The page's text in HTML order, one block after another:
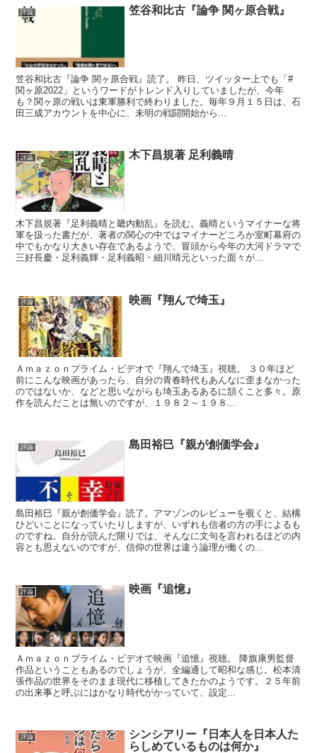
評論 笠谷和比古『論争 関ヶ原合戦』
笠谷和比古『論争 関ヶ原合戦』読了。 昨日、ツイッター上でも「#
関ヶ原2022」というワードがトレンド入りしていましたが、今年
も？関ヶ原の戦いは東軍勝利で終わりました。毎年９月１５日は、石
田三成アカウントを中心に、未明の戦闘開始から...
評論 木下昌規著 足利義晴
木下昌規著『足利義晴と畿内動乱』を読む。義晴というマイナーな将
軍を扱った書だが、著者の関心の中ではマイナーどころか室町幕府の
中でもかなり大きい存在であるようで、冒頭から今年の大河ドラマで
三好長慶・足利義輝・足利義昭・細川晴元といった面々が...
評論 映画『翔んで埼玉』
Ａｍａｚｏｎプライム・ビデオで『翔んで埼玉』視聴。 ３０年ほど
前にこんな映画があったら、自分の青春時代もあんなに歪まなかった
のではないか、などと思いながらも埼玉あるあるに頷くこと多々。原
作を読んだことは無いのですが、１９８２～１９８...
評論 島田裕巳『親が創価学会』
島田裕巳『親が創価学会』読了。アマゾンのレビューを覗くと、結構
ひどいことになっていたりしますが、いずれも信者の方の手によるも
のですね。自分が読んだ限りでは、そんなに文句を言われるほどの内
容とも思えないのですが、信仰の世界は違う論理が働くの...
評論 映画『追憶』
Ａｍａｚｏｎプライム・ビデオで映画『追憶』視聴。 降旗康男監督
作品ということもあるのでしょうが、全編通して昭和な感じ。松本清
張作品の世界をそのまま現代に移植してきたかのようです。２５年前
の出来事と呼ぶにはかなり時代がかっていて、設定...
評論
シンシアリー『日本人を日本人た
らしめているものは何か』